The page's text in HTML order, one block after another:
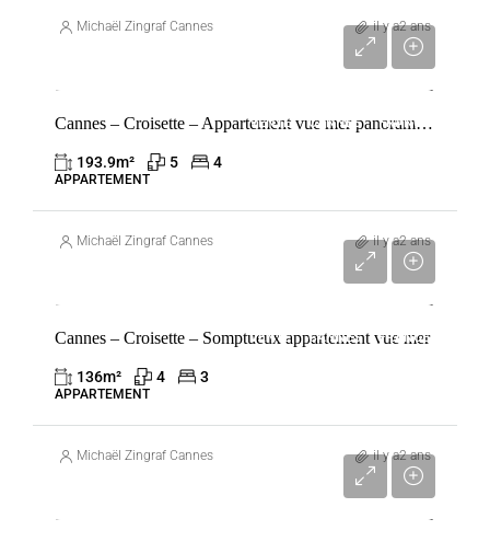
Michaël Zingraf Cannes il y a2 ans
VENTE CANNES FRANCECannes – Croisette – Appartement vue mer panoramique
193.9m² 5 4
APPARTEMENT
Michaël Zingraf Cannes il y a2 ans
VENTE CANNES FRANCE
Cannes – Croisette – Somptueux appartement vue mer
136m² 4 3
APPARTEMENT
Michaël Zingraf Cannes il y a2 ans